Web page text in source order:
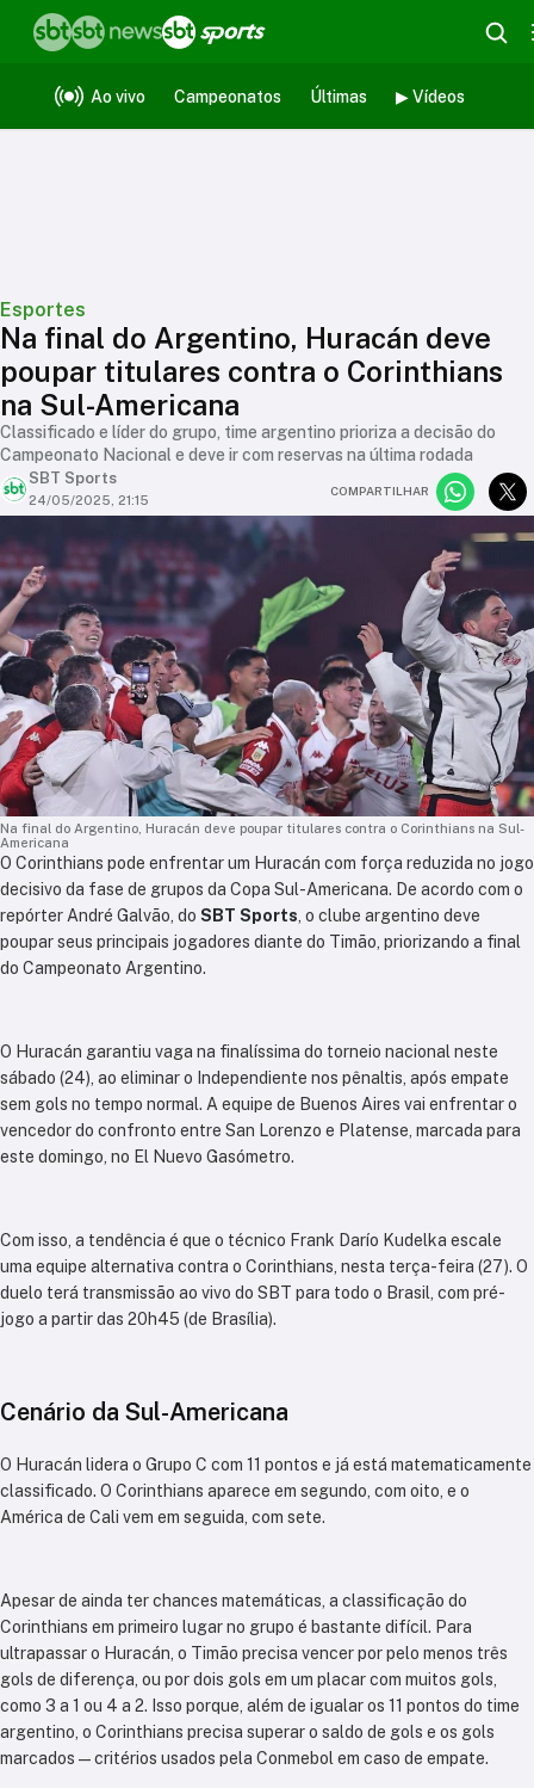
Ao vivo Campeonatos Últimas ▶ Vídeos
Esportes
Na final do Argentino, Huracán deve
poupar titulares contra o Corinthians
na Sul-Americana
Classificado e líder do grupo, time argentino prioriza a decisão do
Campeonato Nacional e deve ir com reservas na última rodada
SBT Sports
24/05/2025, 21:15
COMPARTILHAR
Na final do Argentino, Huracán deve poupar titulares contra o Corinthians na Sul-
Americana
O Corinthians pode enfrentar um Huracán com força reduzida no jogo
decisivo da fase de grupos da Copa Sul-Americana. De acordo com o
repórter André Galvão, do SBT Sports , o clube argentino deve
poupar seus principais jogadores diante do Timão, priorizando a final
do Campeonato Argentino.
O Huracán garantiu vaga na finalíssima do torneio nacional neste
sábado (24), ao eliminar o Independiente nos pênaltis, após empate
sem gols no tempo normal. A equipe de Buenos Aires vai enfrentar o
vencedor do confronto entre San Lorenzo e Platense, marcada para
este domingo, no El Nuevo Gasómetro.
Com isso, a tendência é que o técnico Frank Darío Kudelka escale
uma equipe alternativa contra o Corinthians, nesta terça-feira (27). O
duelo terá transmissão ao vivo do SBT para todo o Brasil, com pré-
jogo a partir das 20h45 (de Brasília).
Cenário da Sul-Americana
O Huracán lidera o Grupo C com 11 pontos e já está matematicamente
classificado. O Corinthians aparece em segundo, com oito, e o
América de Cali vem em seguida, com sete.
Apesar de ainda ter chances matemáticas, a classificação do
Corinthians em primeiro lugar no grupo é bastante difícil. Para
ultrapassar o Huracán, o Timão precisa vencer por pelo menos três
gols de diferença, ou por dois gols em um placar com muitos gols,
como 3 a 1 ou 4 a 2. Isso porque, além de igualar os 11 pontos do time
argentino, o Corinthians precisa superar o saldo de gols e os gols
marcados — critérios usados pela Conmebol em caso de empate.